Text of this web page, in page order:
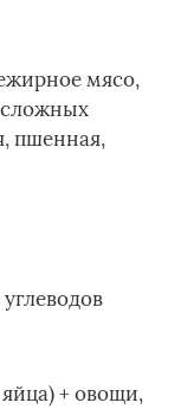
мясо,
сложных
пшенная,
+ овощи,